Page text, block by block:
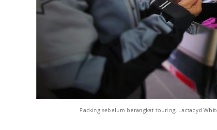
Packing sebelum berangkat touring, Lactacyd